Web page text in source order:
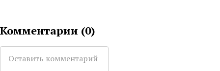
Комментарии (0)